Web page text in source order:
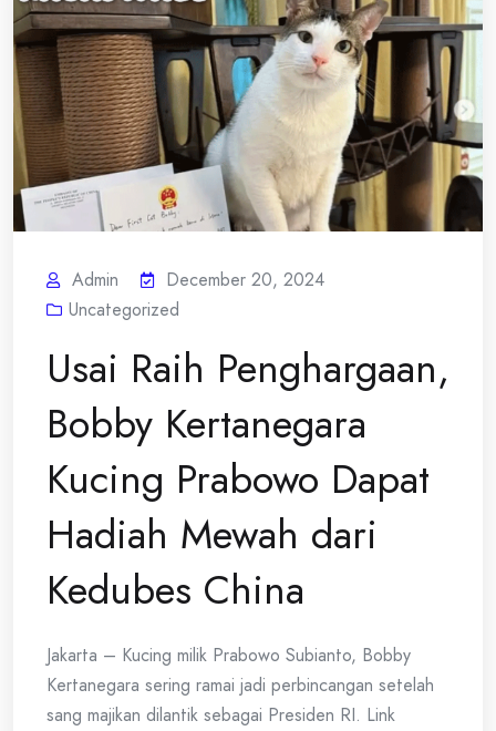
Admin
December 20, 2024
Uncategorized
Usai Raih Penghargaan,
Bobby Kertanegara
Kucing Prabowo Dapat
Hadiah Mewah dari
Kedubes China
Jakarta – Kucing milik Prabowo Subianto, Bobby
Kertanegara sering ramai jadi perbincangan setelah
sang majikan dilantik sebagai Presiden RI. Link